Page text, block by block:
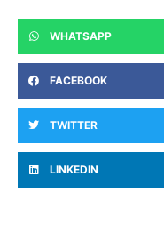
WHATSAPP
FACEBOOK
TWITTER
LINKEDIN